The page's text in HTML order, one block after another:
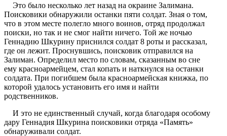
Это было несколько лет назад на окраине Залимана.
Поисковики обнаружили останки пяти солдат. Зная о том,
что в этом месте полегло много воинов, отряд продолжал
поиски, но так и не смог найти ничего. Той же ночью
Геннадию Шкурину приснился солдат 8 роты и рассказал,
где он лежит. Проснувшись, поисковик отправился на
Залиман. Определил место по словам, сказанным во сне
ему красноармейцем, стал копать и наткнулся на останки
солдата. При погибшем была красноармейская книжка, по
которой удалось установить его имя и найти
родственников.
И это не единственный случай, когда благодаря особому
дару Геннадия Шкурина поисковики отряда «Память»
обнаруживали солдат.